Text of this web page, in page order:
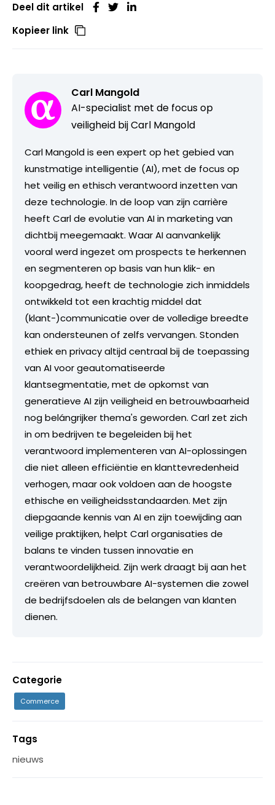
Deel dit artikel
Kopieer link
Carl Mangold
AI-specialist met de focus op
veiligheid bij Carl Mangold
Carl Mangold is een expert op het gebied van
kunstmatige intelligentie (AI), met de focus op
het veilig en ethisch verantwoord inzetten van
deze technologie. In de loop van zijn carrière
heeft Carl de evolutie van AI in marketing van
dichtbij meegemaakt. Waar AI aanvankelijk
vooral werd ingezet om prospects te herkennen
en segmenteren op basis van hun klik- en
koopgedrag, heeft de technologie zich inmiddels
ontwikkeld tot een krachtig middel dat
(klant-)communicatie over de volledige breedte
kan ondersteunen of zelfs vervangen. Stonden
ethiek en privacy altijd centraal bij de toepassing
van AI voor geautomatiseerde
klantsegmentatie, met de opkomst van
generatieve AI zijn veiligheid en betrouwbaarheid
nog belángrijker thema's geworden. Carl zet zich
in om bedrijven te begeleiden bij het
verantwoord implementeren van AI-oplossingen
die niet alleen efficiëntie en klanttevredenheid
verhogen, maar ook voldoen aan de hoogste
ethische en veiligheidsstandaarden. Met zijn
diepgaande kennis van AI en zijn toewijding aan
veilige praktijken, helpt Carl organisaties de
balans te vinden tussen innovatie en
verantwoordelijkheid. Zijn werk draagt bij aan het
creëren van betrouwbare AI-systemen die zowel
de bedrijfsdoelen als de belangen van klanten
dienen.
Categorie
Commerce
Tags
nieuws